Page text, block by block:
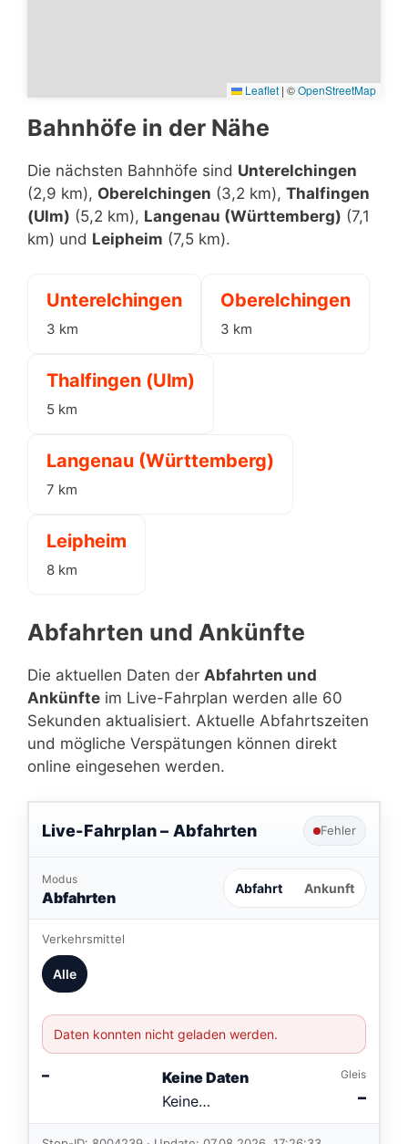
Leaflet | ©OpenStreetMap
Bahnhöfe in der Nähe
Die nächsten Bahnhöfe sind Unterelchingen
(2,9 km), Oberelchingen (3,2 km), Thalfingen
(Ulm) (5,2 km), Langenau (Württemberg) (7,1
km) und Leipheim (7,5 km).
Unterelchingen
3 km
Oberelchingen
3 km
Thalfingen (Ulm)
5 km
Langenau (Württemberg)
7 km
Leipheim
8 km
Abfahrten und Ankünfte
Die aktuellen Daten der Abfahrten und
Ankünfte im Live-Fahrplan werden alle 60
Sekunden aktualisiert. Aktuelle Abfahrtszeiten
und mögliche Verspätungen können direkt
online eingesehen werden.
Live-Fahrplan – Abfahrten Fehler
Modus
Abfahrten Abfahrt Ankunft
Verkehrsmittel
Alle
Daten konnten nicht geladen werden.
–
Keine Daten
Keine
Verbindungen
im aktuellen
Gleis
–